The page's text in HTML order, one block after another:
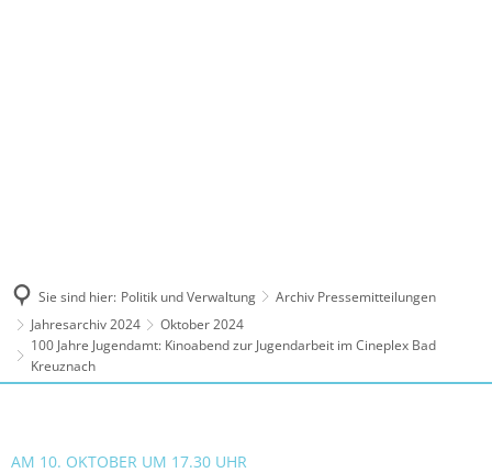
Sie sind hier: Politik und Verwaltung
Archiv Pressemitteilungen
Jahresarchiv 2024
Oktober 2024
100 Jahre Jugendamt: Kinoabend zur Jugendarbeit im Cineplex Bad
Kreuznach
AM 10. OKTOBER UM 17.30 UHR